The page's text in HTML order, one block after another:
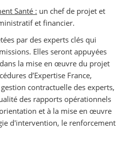
Santé : un chef de projet et
et financier.
par des experts clés qui
Elles seront appuyées
la mise en œuvre du projet
d’Expertise France,
contractuelle des experts,
des rapports opérationnels
et à la mise en œuvre
d'intervention, le renforcement